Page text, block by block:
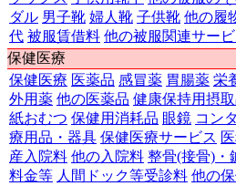
ダル 男子靴 婦人靴 子供靴 他の履
代 被服賃借料 他の被服関連サービ
保健医療
保健医療 医薬品 感冒薬 胃腸薬 栄
外用薬 他の医薬品 健康保持用摂
紙おむつ 保健用消耗品 眼鏡 コン
療用品・器具 保健医療サービス
産入院料 他の入院料 整骨(接骨)・
料金等 人間ドック等受診料 他の